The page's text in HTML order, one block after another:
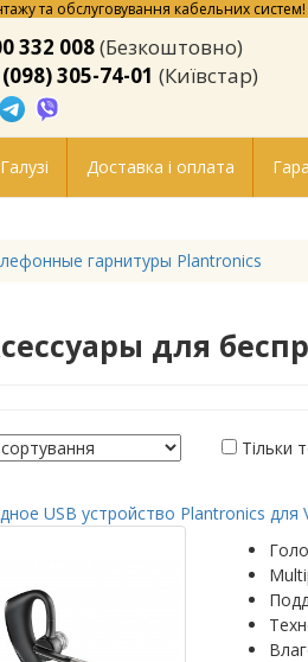
та обслуговування кабельних систем!
332 008(Безкоштовно)
305-74-01 (Київстар)
Галузі Доставка і оплата
гарнитуры Plantronics
для
Тільки
USB устройство Plantronics для